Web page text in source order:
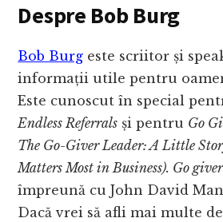
Despre Bob Burg
Bob Burg este scriitor și
informații utile pentru
Este cunoscut în special
Endless Referrals și pentru Go
The Go-Giver Leader: A Little
Matters Most in Business). Go giver
împreună cu John David
Dacă vrei să afli mai multe